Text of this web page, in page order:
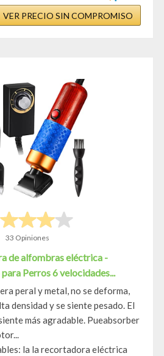
VER PRECIO SIN COMPROMISO
33 Opiniones
de alfombras eléctrica -
Perros 6 velocidades...
peral y metal, no se deforma,
densidad y se siente pesado. El
más agradable. Pueabsorber
la la recortadora eléctrica